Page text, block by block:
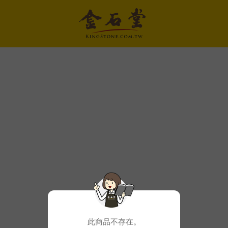
此商品不存在。